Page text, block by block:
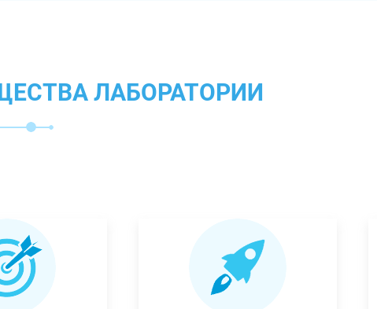
ЛАБОРАТОРИИ